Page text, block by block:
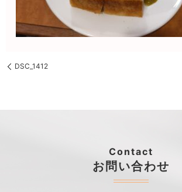
DSC_1412
Contact
お問い合わせ